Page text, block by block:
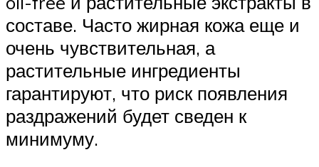
составе. Часто жирная кожа еще и
очень чувствительная, а
растительные ингредиенты
гарантируют, что риск появления
раздражений будет сведен к
минимуму.